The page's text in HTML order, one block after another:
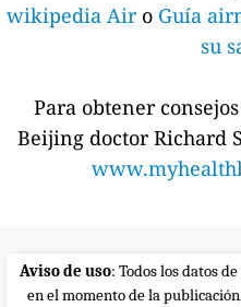
wikipedia Air o Guía
su
Para obtener
Beijing doctor Richard
Aviso de uso: Todos los datos
en el momento de la